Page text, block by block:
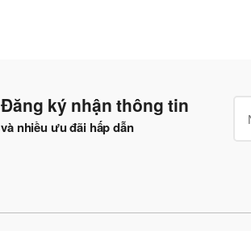
Đăng ký nhận thông tin
và nhiều ưu đãi hấp dẫn